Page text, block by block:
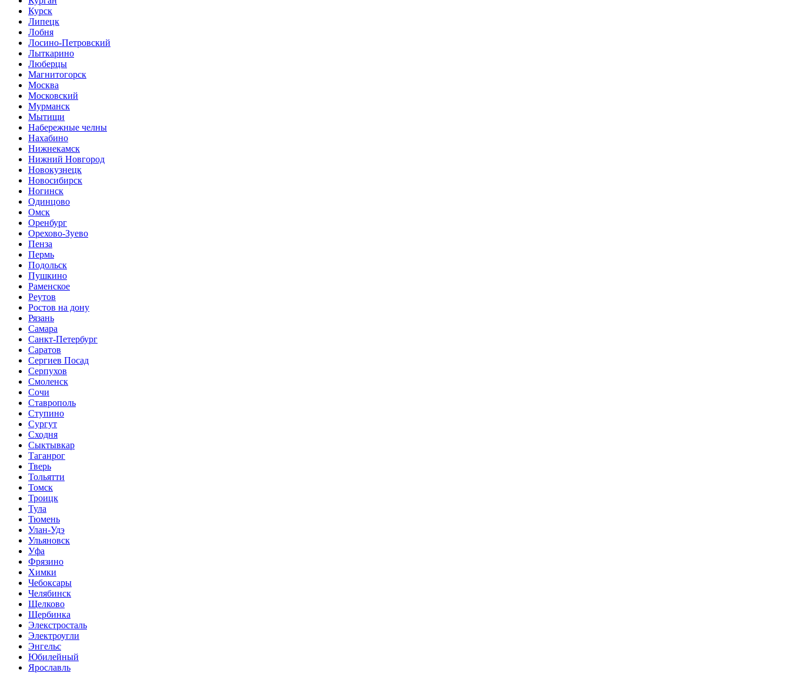
Курск
Липецк
Лобня
Лосино-Петровский
Лыткарино
Люберцы
Магнитогорск
Москва
Московский
Мурманск
Мытищи
Набережные челны
Нахабино
Нижнекамск
Нижний Новгород
Новокузнецк
Новосибирск
Ногинск
Одинцово
Омск
Оренбург
Орехово-Зуево
Пенза
Пермь
Подольск
Пушкино
Раменское
Реутов
Ростов на дону
Рязань
Самара
Санкт-Петербург
Саратов
Сергиев Посад
Серпухов
Смоленск
Сочи
Ставрополь
Ступино
Сургут
Сходня
Сыктывкар
Таганрог
Тверь
Тольятти
Томск
Троицк
Тула
Тюмень
Улан-Удэ
Ульяновск
Уфа
Фрязино
Химки
Чебоксары
Челябинск
Щелково
Щербинка
Элекстросталь
Электроугли
Энгельс
Юбилейный
Ярославль